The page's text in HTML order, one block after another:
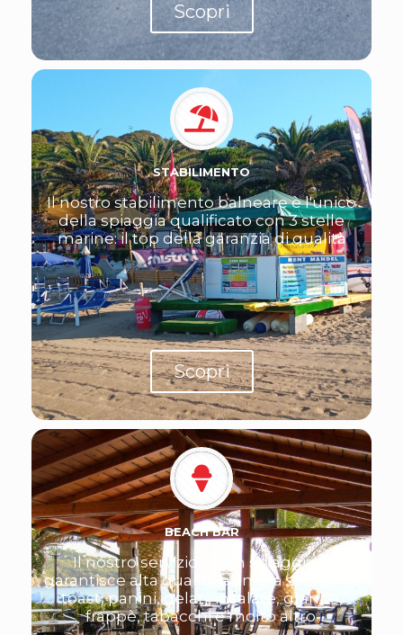
Scopri
STABILIMENTO
Il nostro stabilimento balneare è l'unico
della spiaggia qualificato con 3 stelle
marine: il top della garanzia di qualità
Scopri
BEACH BAR
Il nostro servizio bar in spiaggia vi
garantisce alta qualità e ampia scelta fra:
toast, panini, gelati, insalate, granite,
frappè, tabacchi e molto altro.